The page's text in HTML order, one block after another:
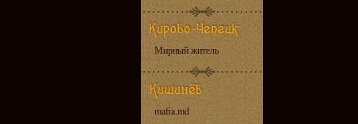
Мирный житель
mafia.md